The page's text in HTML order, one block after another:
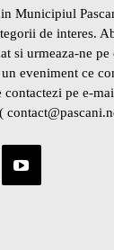
Municipiul
de interes.
si urmeaza-ne pe
eveniment ce
pe e-